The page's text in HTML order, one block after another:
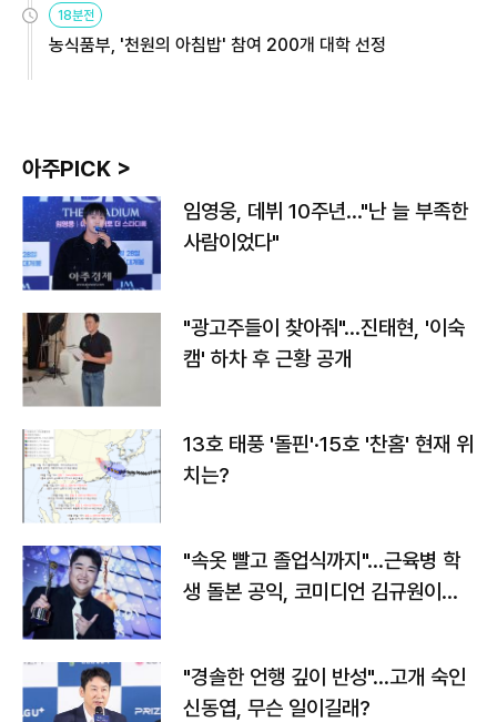
18분전
농식품부, '천원의 아침밥' 참여 200개 대학 선정
아주PICK >
임영웅, 데뷔 10주년…"난 늘 부족한
사람이었다"
"광고주들이 찾아줘"…진태현, '이숙
캠' 하차 후 근황 공개
13호 태풍 '돌핀'·15호 '찬홈' 현재 위
치는?
"속옷 빨고 졸업식까지"…근육병 학
생 돌본 공익, 코미디언 김규원이었
"경솔한 언행 깊이 반성"…고개 숙인
신동엽, 무슨 일이길래?